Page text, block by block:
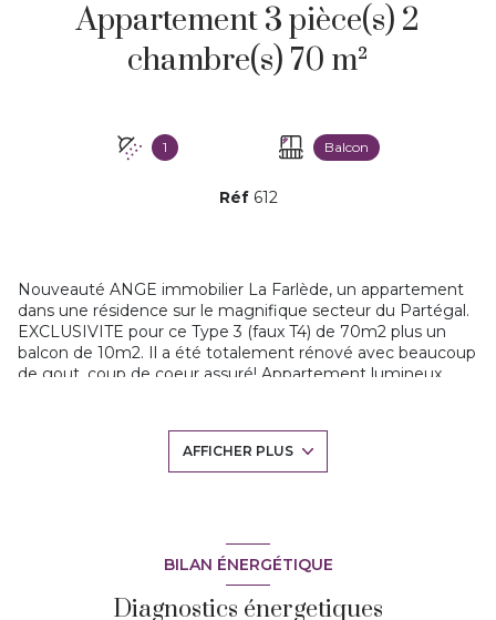
Appartement 3 pièce(s) 2
chambre(s) 70 m²
1 Balcon
Réf 612
Nouveauté ANGE immobilier La Farlède, un appartement
dans une résidence sur le magnifique secteur du Partégal.
EXCLUSIVITE pour ce Type 3 (faux T4) de 70m2 plus un
balcon de 10m2. Il a été totalement rénové avec beaucoup
de gout, coup de coeur assuré! Appartement lumineux,
Hall d'entrée placard, séjour spacieux et agréable avec une
grande baie vitrée qui donne sur le balcon, cuisine
attenante contemporaine équipée. Une loggia pour la
dressing aménagé et bureau. Appartement très bien
Il est exposé plein Sud, au calme! Le stationnement est
libre et accessible. Les charges sont correctes puisque le
AFFICHER PLUS
BILAN ÉNERGÉTIQUE
Diagnostics énergetiques